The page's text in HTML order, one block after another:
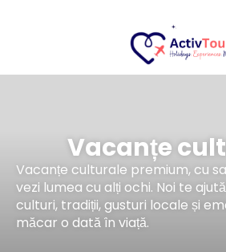
Vacanțe
Vacanțe culturale premium, cu
vezi lumea cu alți ochi. Noi te
culturi, tradiții, gusturi locale și
măcar o dată în viață.